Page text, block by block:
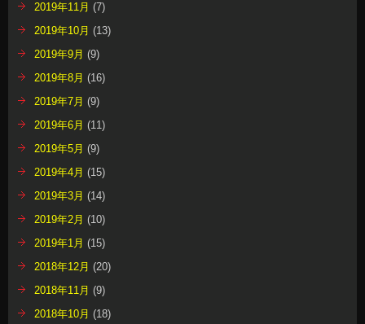
2019年11月 (7)
2019年10月 (13)
2019年9月 (9)
2019年8月 (16)
2019年7月 (9)
2019年6月 (11)
2019年5月 (9)
2019年4月 (15)
2019年3月 (14)
2019年2月 (10)
2019年1月 (15)
2018年12月 (20)
2018年11月 (9)
2018年10月 (18)